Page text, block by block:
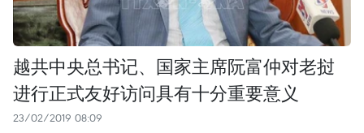
越共中央总书记、国家主席阮富仲对老挝
进行正式友好访问具有十分重要意义
23/02/2019 08:09